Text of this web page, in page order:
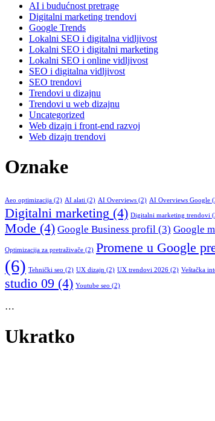
AI i budućnost pretrage
Digitalni marketing trendovi
Google Trends
Lokalni SEO i digitalna vidljivost
Lokalni SEO i digitalni marketing
Lokalni SEO i online vidljivost
SEO i digitalna vidljivost
SEO trendovi
Trendovi u dizajnu
Trendovi u web dizajnu
Uncategorized
Web dizajn i front-end razvoj
Web dizajn trendovi
Oznake
Aeo optimizacija (2) AI alati (2) AI Overviews (2) AI Overviews Google
Digitalni marketing (4) Digitalni marketing trendovi
Mode (4) Google Business profil (3) Google
Optimizacija za pretraživače (2) Promene u Google
(6) Tehnički seo (2) UX dizajn (2) UX trendovi 2026 (2) Veštačka
studio 09 (4) Youtube seo (2)
…
Ukratko